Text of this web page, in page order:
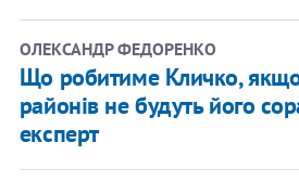
ОЛЕКСАНДР ФЕДОРЕНКО
Що робитиме Кличко,
районів не будуть його
експерт